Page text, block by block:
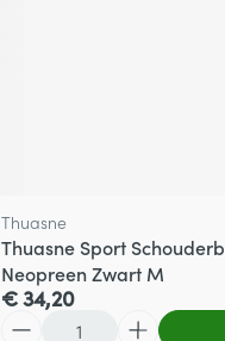
Thuasne
Thuasne Sport
Neopreen Zwart M
€ 34,20